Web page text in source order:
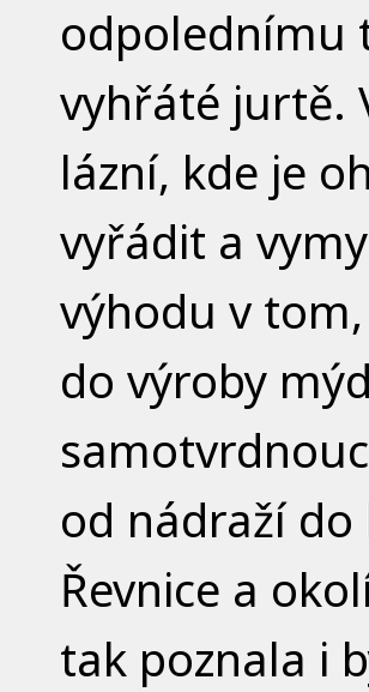
odpolednímu
vyhřáté jurtě.
lázní, kde je
vyřádit a
výhodu v
do výroby
od nádraží do
Řevnice a
tak poznala i